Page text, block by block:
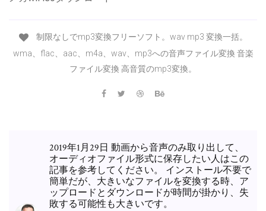
制限なしでmp3変換フリーソフト。wav mp3 変換一括。
wma、flac、aac、m4a、wav、mp3への音声ファイル変換 音楽
ファイル変換 高音質のmp3変換。
2019年1月29日 動画から音声のみ取り出して、
オーディオファイル形式に保存したい人はこの
記事を参考してください。 インストール不要で
簡単だが、大きいなファイルを変換する時、ア
ップロードとダウンロードが時間が掛かり、失
敗する可能性も大きいです。